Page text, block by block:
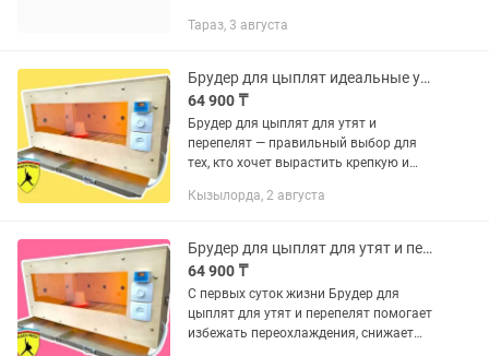
Тараз, 3 августа
Брудер для цыплят идеальные условия с первого дня
64 900 ₸
Брудер для цыплят для утят и
перепелят — правильный выбор для
тех, кто хочет вырастить крепкую и
постоянного контроля. С Брудера для
Кызылорда, 2 августа
Брудер для цыплят для утят и перепелят надежный
64 900 ₸
С первых суток жизни Брудер для
цыплят для утят и перепелят помогает
избежать переохлаждения, снижает